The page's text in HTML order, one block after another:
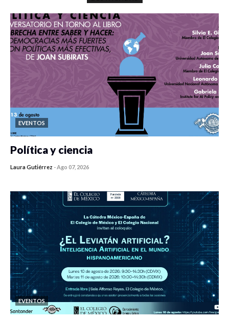
EVENTOS
Política y ciencia
Laura Gutiérrez -Ago 07, 2026
EVENTOS